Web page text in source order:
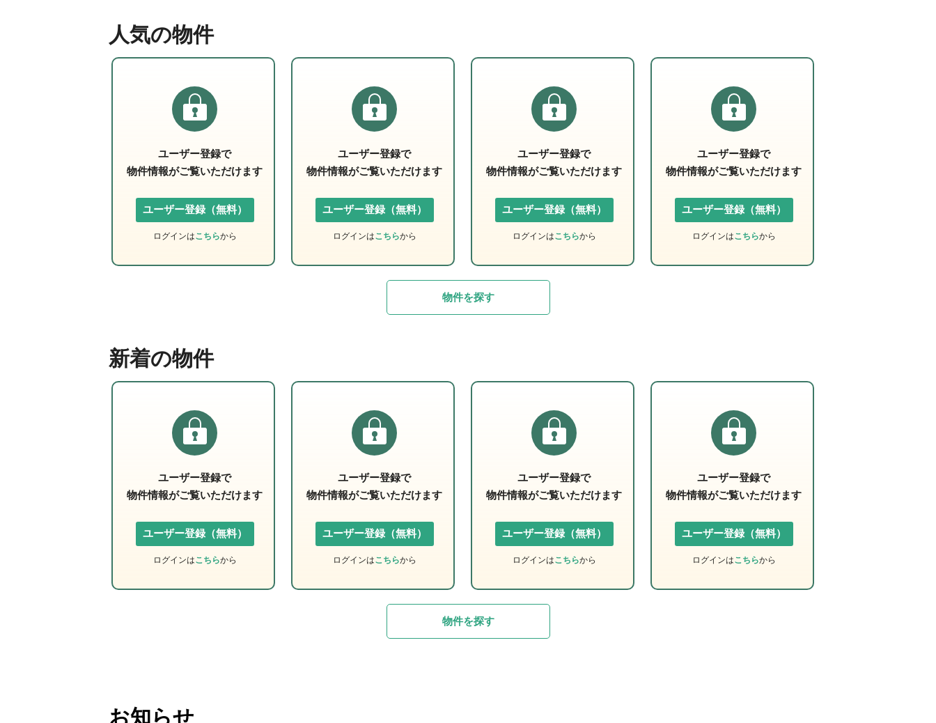
人気の物件
ユーザー登録で
物件情報がご覧いただけます
ユーザー登録（無料）
ログインはこちらから
ユーザー登録で
物件情報がご覧いただけます
ユーザー登録（無料）
ログインはこちらから
ユーザー登録で
物件情報がご覧いただけます
ユーザー登録（無料）
ログインはこちらから
ユーザー登録で
物件情報がご覧いただけます
ユーザー登録（無料）
ログインはこちらから
物件を探す
新着の物件
ユーザー登録で
物件情報がご覧いただけます
ユーザー登録（無料）
ログインはこちらから
ユーザー登録で
物件情報がご覧いただけます
ユーザー登録（無料）
ログインはこちらから
ユーザー登録で
物件情報がご覧いただけます
ユーザー登録（無料）
ログインはこちらから
ユーザー登録で
物件情報がご覧いただけます
ユーザー登録（無料）
ログインはこちらから
物件を探す
お知らせ